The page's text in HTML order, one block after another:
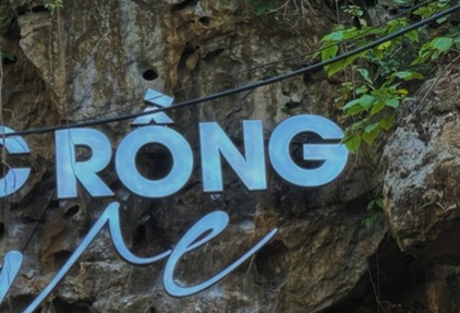
ngôi
của Hà
Xin lỗi, rồi sao nữa?!
Lê Xuân Thọ